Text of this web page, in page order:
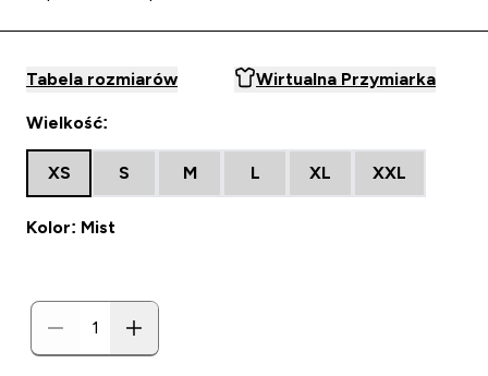
Tabela rozmiarów Wirtualna Przymiarka
Wielkość:
XS S M L XL XXL
Kolor: Mist